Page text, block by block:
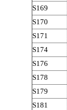
S169
S170
S171
S174
S176
S178
S179
S181